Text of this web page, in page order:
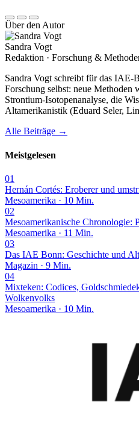
Über den Autor
Sandra Vogt
Redaktion · Forschung &
Sandra Vogt schreibt für das IAE-
Forschung selbst: neue
Strontium-Isotopenanalyse, die
Altamerikanistik (Eduard Seler,
Alle Beiträge →
Meistgelesen
01
Hernán Cortés: Eroberer und
Mesoamerika · 10 Min.
02
Mesoamerikanische Chronologie:
Mesoamerika · 11 Min.
03
Das IAE Bonn: Geschichte und
Magazin · 9 Min.
04
Mixteken: Codices,
Wolkenvolks
Mesoamerika · 10 Min.